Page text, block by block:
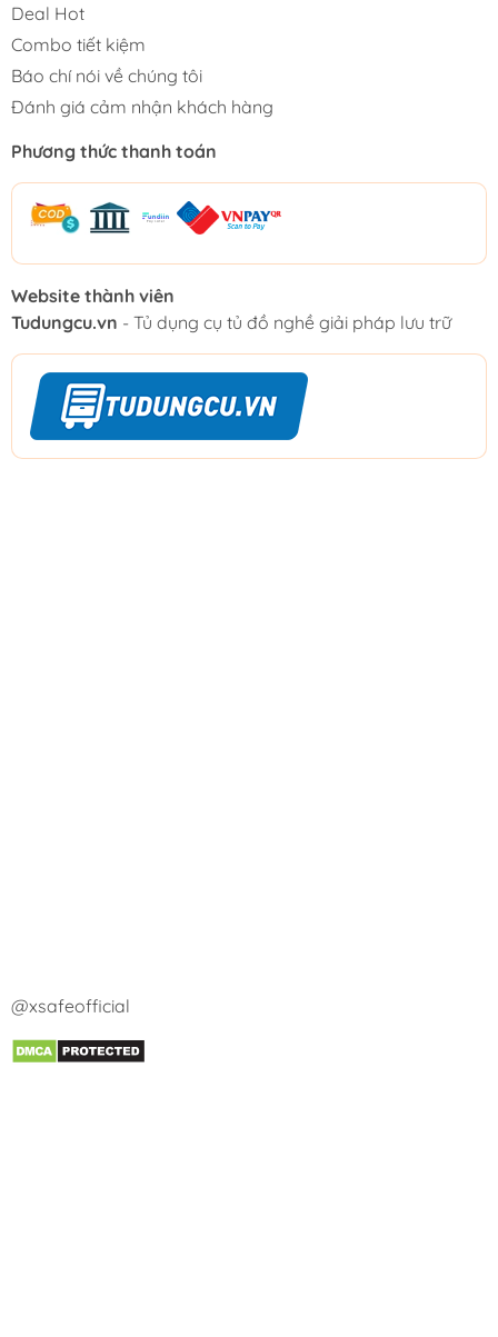
Deal Hot
Combo tiết kiệm
Báo chí nói về chúng tôi
Đánh giá cảm nhận khách hàng
Phương thức thanh toán
Website thành viên
Tudungcu.vn - Tủ dụng cụ tủ đồ nghề giải pháp lưu trữ
@xsafeofficial